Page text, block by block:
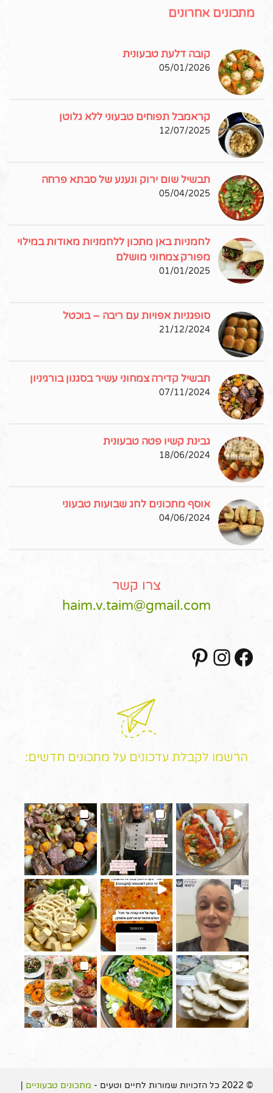
מתכונים אחרונים
קובה דלעת טבעונית
05/01/2026
קראמבל תפוחים טבעוני ללא גלוטן
12/07/2025
תבשיל שום ירוק ונענע של סבתא פרחה
05/04/2025
לחמניות באן מתכון ללחמניות מאודות במילוי
מפורק צמחוני מושלם
01/01/2025
סופגניות אפויות עם ריבה – בוכטל
21/12/2024
תבשיל קדירה צמחוני עשיר בסגנון בורגיניון
07/11/2024
גבינת קשיו פטה טבעונית
18/06/2024
אוסף מתכונים לחג שבועות טבעוני
04/06/2024
צרו קשר
haim.v.taim@gmail.com
Facebook
Instagram
הרשמו לקבלת עדכונים על מתכונים חדשים:
© 2022 כל הזכויות שמורות לחיים וטעים - מתכונים טבעוניים |